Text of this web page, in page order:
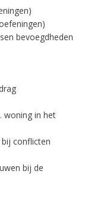
bevoegdheden
woning in het
conflicten
bij de